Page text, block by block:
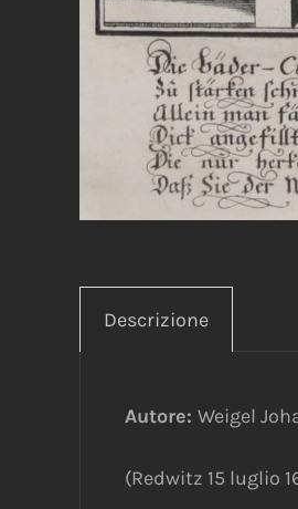
Descrizione
Autore: Weigel
(Redwitz 15 luglio